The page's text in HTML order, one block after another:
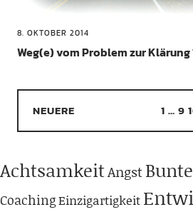
8. OKTOBER 2014
Weg(e) vom Problem zur Klärung
NEUERE 1 … 9
AchtsamkeitAngst
CoachingEinzigartigkeit